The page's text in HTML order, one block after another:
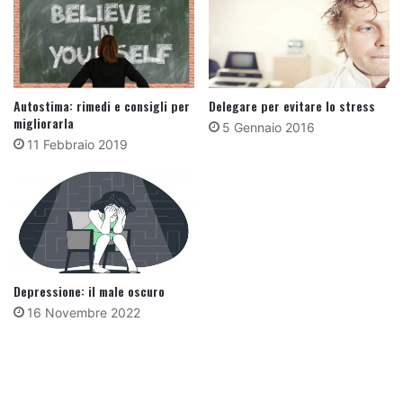
Autostima: rimedi e consigli per
migliorarla
11 Febbraio 2019
Delegare per evitare lo stress
5 Gennaio 2016
Depressione: il male oscuro
16 Novembre 2022